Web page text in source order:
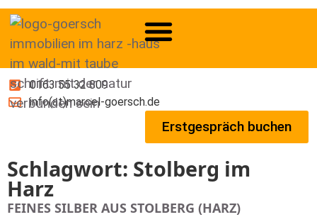
0163 55 32 809
info(at)marcel-goersch.de
Erstgespräch buchen
Schlagwort: Stolberg im
Harz
FEINES SILBER AUS STOLBERG (HARZ)